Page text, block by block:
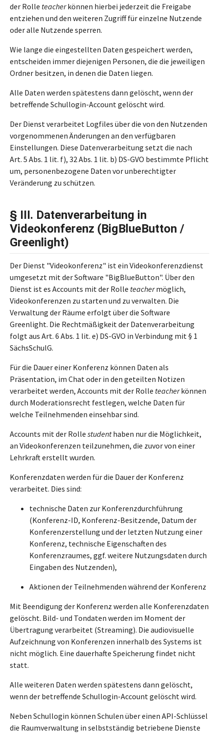
der Rolle teacherkönnen hierbei jederzeit die Freigabe
entziehen und den weiteren Zugriff für einzelne Nutzende
oder alle Nutzende sperren.
Wie lange die eingestellten Daten gespeichert werden,
entscheiden immer diejenigen Personen, die die jeweiligen
Ordner besitzen, in denen die Daten liegen.
Alle Daten werden spätestens dann gelöscht, wenn der
betreffende Schullogin-Account gelöscht wird.
Der Dienst verarbeitet Logfiles über die von den Nutzenden
vorgenommenen Änderungen an den verfügbaren
Einstellungen. Diese Datenverarbeitung setzt die nach
Art. 5 Abs. 1 lit. f), 32 Abs. 1 lit. b) DS-GVO bestimmte Pflicht
um, personenbezogene Daten vor unberechtigter
Veränderung zu schützen.
§ III. Datenverarbeitung in
Videokonferenz (BigBlueButton /
Greenlight)
Der Dienst "Videokonferenz" ist ein Videokonferenzdienst
umgesetzt mit der Software "BigBlueButton". Über den
Dienst ist es Accounts mit der Rolle teachermöglich,
Videokonferenzen zu starten und zu verwalten. Die
Verwaltung der Räume erfolgt über die Software
Greenlight. Die Rechtmäßigkeit der Datenverarbeitung
folgt aus Art. 6 Abs. 1 lit. e) DS-GVO in Verbindung mit § 1
SächsSchulG.
Für die Dauer einer Konferenz können Daten als
Präsentation, im Chat oder in den geteilten Notizen
verarbeitet werden, Accounts mit der Rolle teacherkönnen
durch Moderationsrecht festlegen, welche Daten für
welche Teilnehmenden einsehbar sind.
Accounts mit der Rolle studenthaben nur die Möglichkeit,
an Videokonferenzen teilzunehmen, die zuvor von einer
Lehrkraft erstellt wurden.
Konferenzdaten werden für die Dauer der Konferenz
verarbeitet. Dies sind:
technische Daten zur Konferenzdurchführung
(Konferenz-ID, Konferenz-Besitzende, Datum der
Konferenzerstellung und der letzten Nutzung einer
Konferenz, technische Eigenschaften des
Konferenzraumes, ggf. weitere Nutzungsdaten durch
Eingaben des Nutzenden),
Aktionen der Teilnehmenden während der Konferenz
Mit Beendigung der Konferenz werden alle Konferenzdaten
gelöscht. Bild- und Tondaten werden im Moment der
Übertragung verarbeitet (Streaming). Die audiovisuelle
Aufzeichnung von Konferenzen innerhalb des Systems ist
nicht möglich. Eine dauerhafte Speicherung findet nicht
statt.
Alle weiteren Daten werden spätestens dann gelöscht,
wenn der betreffende Schullogin-Account gelöscht wird.
Neben Schullogin können Schulen über einen API-Schlüssel
die Raumverwaltung in selbstständig betriebene Dienste